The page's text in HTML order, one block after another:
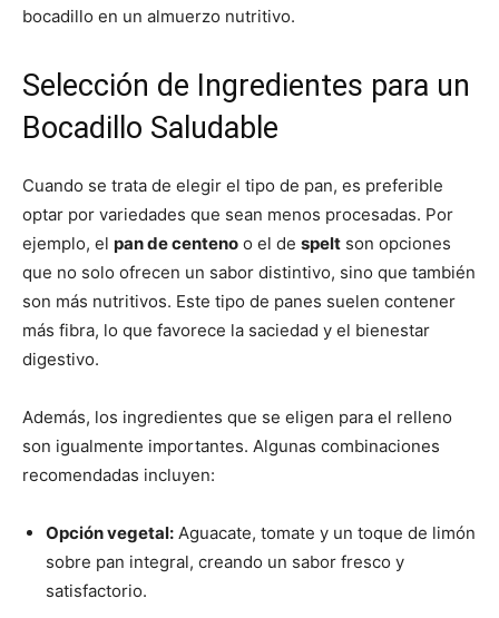
bocadillo en un almuerzo nutritivo.
Selección de Ingredientes para un
Bocadillo Saludable
Cuando se trata de elegir el tipo de pan, es preferible
optar por variedades que sean menos procesadas. Por
ejemplo, el pan de centeno o el de spelt son opciones
que no solo ofrecen un sabor distintivo, sino que también
son más nutritivos. Este tipo de panes suelen contener
más fibra, lo que favorece la saciedad y el bienestar
digestivo.
Además, los ingredientes que se eligen para el relleno
son igualmente importantes. Algunas combinaciones
recomendadas incluyen:
Opción vegetal: Aguacate, tomate y un toque de limón
sobre pan integral, creando un sabor fresco y
satisfactorio.